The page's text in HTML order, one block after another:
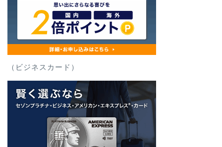
（ビジネスカード）